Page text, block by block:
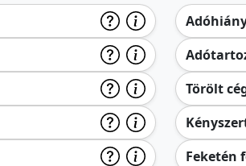
Törölt
Feketén